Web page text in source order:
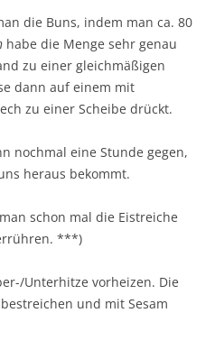
die Buns, indem man ca. 80
habe die Menge sehr genau
zu einer gleichmäßigen
dann auf einem mit
zu einer Scheibe drückt.
nochmal eine Stunde gegen,
heraus bekommt.
schon mal die Eistreiche
***)
Unterhitze vorheizen. Die
und mit Sesam